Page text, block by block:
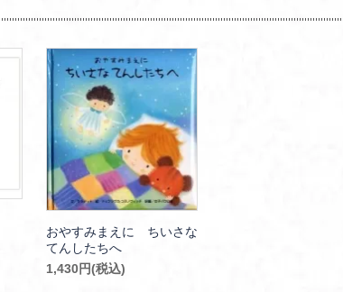
おやすみまえに ちいさな
てんしたちへ
1,430円(税込)